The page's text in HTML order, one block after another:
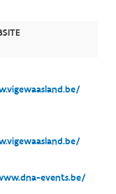
events.be/